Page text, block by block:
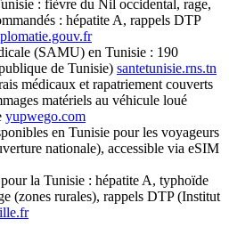
: fièvre du Nil occidental, rage,
: hépatite A, rappels DTP
(SAMU) en Tunisie : 190
de Tunisie) santetunisie.rns.tn
médicaux et rapatriement couverts
matériels au véhicule loué
yupwego.com
en Tunisie pour les voyageurs
nationale), accessible via eSIM
la Tunisie : hépatite A, typhoïde
(zones rurales), rappels DTP (Institut